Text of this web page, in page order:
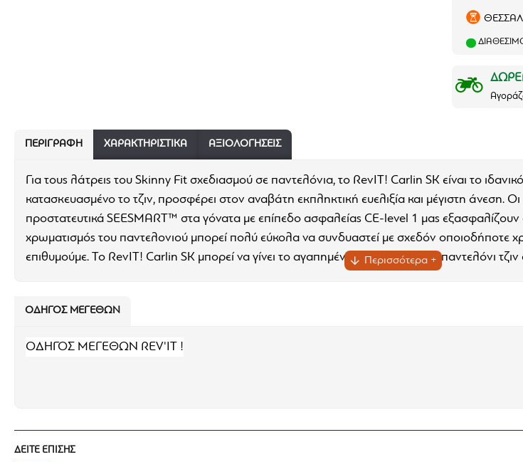
ΠΕΡΙΓΡΑΦΉ ΧΑΡΑΚΤΗΡΙΣΤΙΚΆ ΑΞΙΟΛΟΓΗΣΕΙΣ
Για τους λάτρεις του Skinny Fit σχεδιασμού σε παντελόνια, το RevIT! Carlin SK είναι το
κατασκευασμένο το τζιν, προσφέρει στον αναβάτη εκπληκτική ευελιξία και μέγιστη άνεση. Οι
προστατευτικά SEESMART™ στα γόνατα με επίπεδο ασφαλείας CE-level 1 μας εξασφαλίζουν
χρωματισμός του παντελονιού μπορεί πολύ εύκολα να συνδυαστεί με σχεδόν
επιθυμούμε. Το RevIT! Carlin SK μπορεί να γίνει το αγαπημένο μας καθημερινό παντελόνι
φοράμε και στα καταστήματα MotoRAID όλη μέρα προκειμένου να εξυπηρετούμε.
Άνεση κατά το κάθισμα χωρίς τραβήγματα στα σημεία επαφής που έχουν να κάνουν με
Τριπλές ραφές για μεγαλύτερη αντοχή και ανθεκτικότητα
ΟΔΗΓΌΣ ΜΕΓΕΘΏΝ
ΟΔΗΓΟΣ ΜΕΓΕΘΩΝ REV'IT !
ΔΕΙΤΕ ΕΠΙΣΗΣ